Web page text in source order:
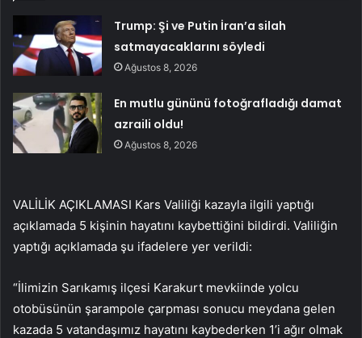
Trump: Şi ve Putin İran’a silah
satmayacaklarını söyledi
Ağustos 8, 2026
En mutlu gününü fotoğrafladığı damat
azraili oldu!
Ağustos 8, 2026
VALİLİK AÇIKLAMASI Kars Valiliği kazayla ilgili yaptığı
açıklamada 5 kişinin hayatını kaybettiğini bildirdi. Valiliğin
yaptığı açıklamada şu ifadelere yer verildi:
“İlimizin Sarıkamış ilçesi Karakurt mevkiinde yolcu
otobüsünün şarampole çarpması sonucu meydana gelen
kazada 5 vatandaşımız hayatını kaybederken 1’i ağır olmak